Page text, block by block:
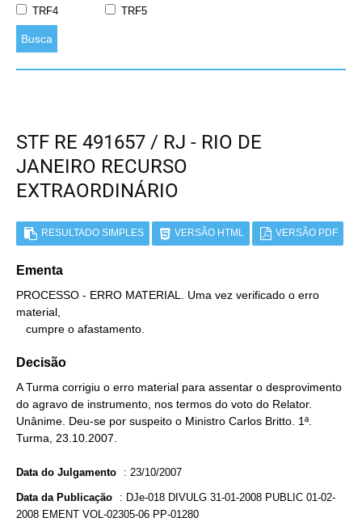
TRF4
TRF5
Busca
STF RE 491657 / RJ - RIO DE
JANEIRO RECURSO
EXTRAORDINÁRIO
RESULTADO SIMPLES VERSÃO HTML VERSÃO PDF
Ementa
PROCESSO - ERRO MATERIAL. Uma vez verificado o erro
material,
   cumpre o afastamento.
Decisão
A Turma corrigiu o erro material para assentar o desprovimento
do agravo de instrumento, nos termos do voto do Relator.
Unânime. Deu-se por suspeito o Ministro Carlos Britto. 1ª.
Turma, 23.10.2007.
Data do Julgamento : 23/10/2007
Data da Publicação : DJe-018 DIVULG 31-01-2008 PUBLIC 01-02-
2008 EMENT VOL-02305-06 PP-01280